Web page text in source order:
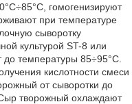
гомогенизируют
при температуре
сыворотку
культурой ST-8 или
температуры 85÷95°С.
кислотности смеси
от сыворотки до
творожный охлаждают